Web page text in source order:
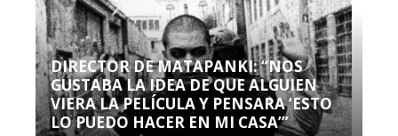
DIRECTOR DE MATAPANKI: “NOS
GUSTABA LA IDEA DE QUE ALGUIEN
VIERA LA PELÍCULA Y PENSARA ‘ESTO
LO PUEDO HACER EN MI CASA’”